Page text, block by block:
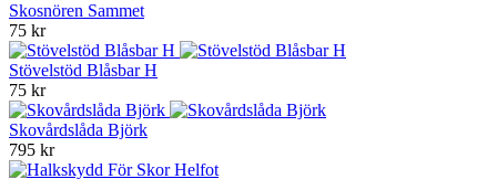
Skosnören Sammet
75 kr
Stövelstöd Blåsbar H
75 kr
Skovårdslåda Björk
795 kr